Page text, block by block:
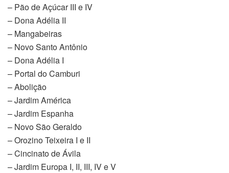
– Pão de Açúcar III e IV
– Dona Adélia II
– Mangabeiras
– Novo Santo Antônio
– Dona Adélia I
– Portal do Camburi
– Abolição
– Jardim América
– Jardim Espanha
– Novo São Geraldo
– Orozino Teixeira I e II
– Cincinato de Ávila
– Jardim Europa I, II, III, IV e V